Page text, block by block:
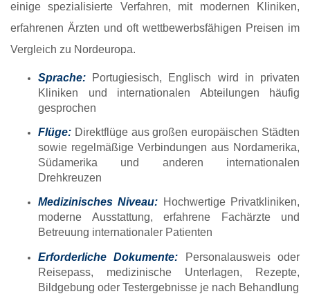
einige spezialisierte Verfahren, mit modernen Kliniken,
erfahrenen Ärzten und oft wettbewerbsfähigen Preisen im
Vergleich zu Nordeuropa.
Sprache:
Portugiesisch, Englisch wird in privaten
Kliniken und internationalen Abteilungen häufig
gesprochen
Flüge: Direktflüge aus großen europäischen Städten
sowie regelmäßige Verbindungen aus Nordamerika,
Südamerika und anderen internationalen
Drehkreuzen
Medizinisches Niveau: Hochwertige Privatkliniken,
moderne Ausstattung, erfahrene Fachärzte und
Betreuung internationaler Patienten
Erforderliche Dokumente:
Personalausweis oder
Reisepass, medizinische Unterlagen, Rezepte,
Bildgebung oder Testergebnisse je nach Behandlung